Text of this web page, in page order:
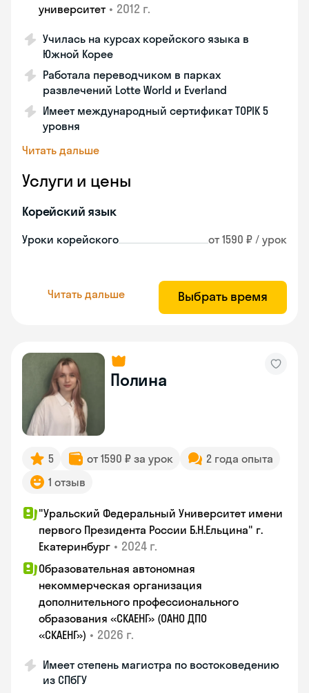
университет • 2012 г.
Училась на курсах корейского языка в
Южной Корее
Работала переводчиком в парках
развлечений Lotte World и Everland
Имеет международный сертификат TOPIK 5
уровня
Читать дальше
Услуги и цены
Корейский язык
Уроки корейского от 1590 ₽ / урок
Читать дальше Выбрать время
Полина
5 от 1590 ₽ за урок
2 года опыта
1 отзыв
"Уральский Федеральный Университет имени
первого Президента России Б.Н.Ельцина" г.
Екатеринбург • 2024 г.
Образовательная автономная
некоммерческая организация
дополнительного профессионального
образования «СКАЕНГ» (ОАНО ДПО
«СКАЕНГ») • 2026 г.
Имеет степень магистра по востоковедению
из СПбГУ